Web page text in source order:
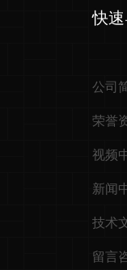
快
公司
荣誉
视频
新闻
技术
留言